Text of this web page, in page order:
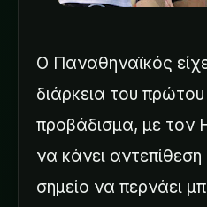
Ο Παναθηναϊκός
διάρκεια του
προβάδισμα, με τον
να κάνει αντεπίθεση
σημείο να περνάει